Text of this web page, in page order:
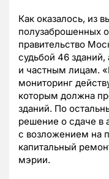
Как оказалось, из
полузаброшенных
правительство
судьбой 46
и частным лицам.
мониторинг
которым должна
зданий. По
решение о сдаче в
с возложением на
капитальный
мэрии.